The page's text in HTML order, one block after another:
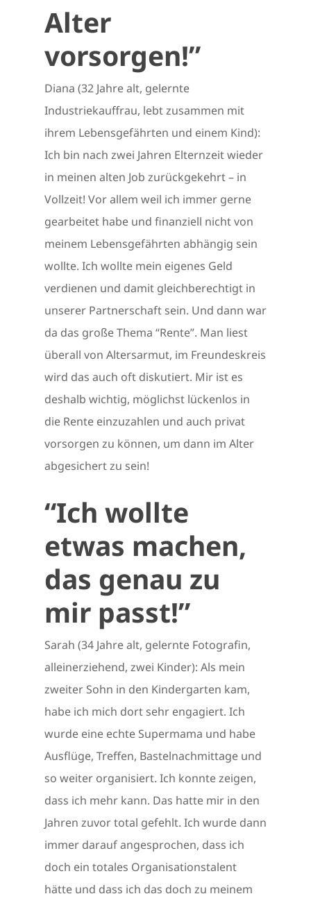
Alter
vorsorgen!”
Diana (32 Jahre alt, gelernte
Industriekauffrau, lebt zusammen mit
ihrem Lebensgefährten und einem Kind):
Ich bin nach zwei Jahren Elternzeit wieder
in meinen alten Job zurückgekehrt – in
Vollzeit! Vor allem weil ich immer gerne
gearbeitet habe und finanziell nicht von
meinem Lebensgefährten abhängig sein
wollte. Ich wollte mein eigenes Geld
verdienen und damit gleichberechtigt in
unserer Partnerschaft sein. Und dann war
da das große Thema “Rente”. Man liest
überall von Altersarmut, im Freundeskreis
wird das auch oft diskutiert. Mir ist es
deshalb wichtig, möglichst lückenlos in
die Rente einzuzahlen und auch privat
vorsorgen zu können, um dann im Alter
abgesichert zu sein!
“Ich wollte
etwas machen,
das genau zu
mir passt!”
Sarah (34 Jahre alt, gelernte Fotografin,
alleinerziehend, zwei Kinder): Als mein
zweiter Sohn in den Kindergarten kam,
habe ich mich dort sehr engagiert. Ich
wurde eine echte Supermama und habe
Ausflüge, Treffen, Bastelnachmittage und
so weiter organisiert. Ich konnte zeigen,
dass ich mehr kann. Das hatte mir in den
Jahren zuvor total gefehlt. Ich wurde dann
immer darauf angesprochen, dass ich
doch ein totales Organisationstalent
hätte und dass ich das doch zu meinem